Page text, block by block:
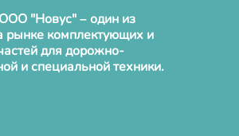
"Новус" – один из
рынке комплектующих и
для дорожно-
и специальной техники.